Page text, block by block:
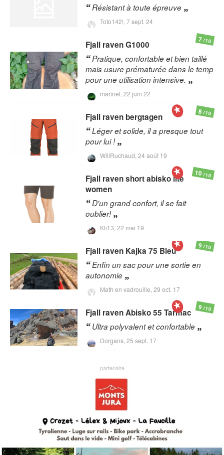
Résistant à toute épreuve
Toto142!, 7 sept. 24
Fjall ravenG1000
Pratique, confortable et bien taillé
mais usure prématurée dans le temp
pour une utilisation intensive.
marinet, 22 juin 22
7/10
Fjall raven bergtagen
Léger et solide, il a presque tout
pour lui !
WillRuchaud, 24 août 19
8/10
Fjall ravenshort abisko lite
women
D'un grand confort, il se fait
oublier!
Kti13, 22 mai 19
10/10
Fjall raven Kajka 75 Bleu
Enfin un sac pour une sortie en
autonomie
Math en vadrouille, 29 oct. 17
9/10
Fjall ravenAbisko 55 Tarmac
Ultra polyvalent et confortable
Dorgans, 25 sept. 17
9/10